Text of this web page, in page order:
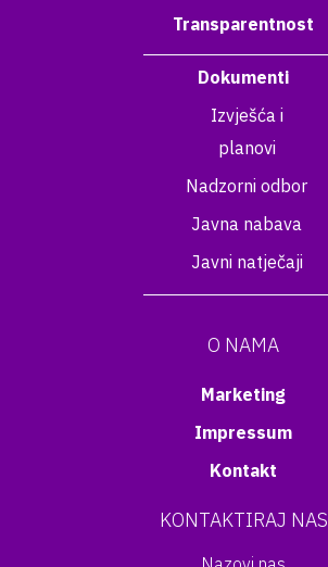
Transparentnost
Dokumenti
Izvješća i
planovi
Nadzorni odbor
Javna nabava
Javni natječaji
O NAMA
Marketing
Impressum
Kontakt
KONTAKTIRAJ NAS